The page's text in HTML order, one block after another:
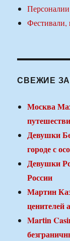
Персоналии
Фестивали,
СВЕЖИЕ
Москва
Девушки
городе с
Девушки
России
Мартин
ценителей
Martin